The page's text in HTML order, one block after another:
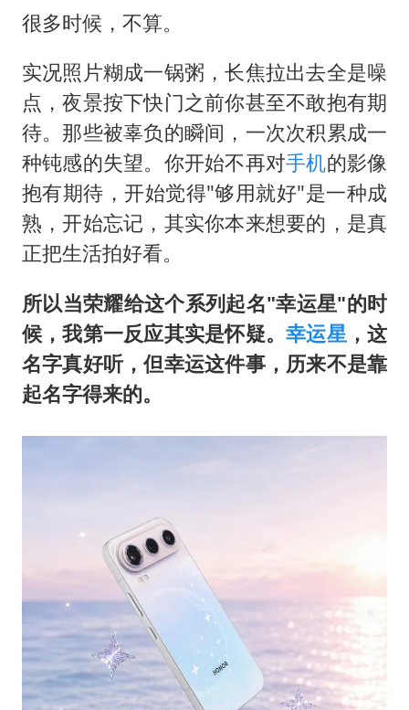
很多时候，不算。
实况照片糊成一锅粥，长焦拉出去全是噪
点，夜景按下快门之前你甚至不敢抱有期
待。那些被辜负的瞬间，一次次积累成一
种钝感的失望。你开始不再对手机的影像
抱有期待，开始觉得"够用就好"是一种成
熟，开始忘记，其实你本来想要的，是真
正把生活拍好看。
所以当荣耀给这个系列起名"幸运星"的时
候，我第一反应其实是怀疑。幸运星 ，这
名字真好听，但幸运这件事，历来不是靠
起名字得来的。